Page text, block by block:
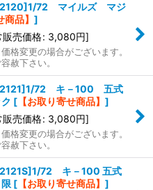
72 マイルズ マジ
商品】 ]
販売価格: 3,080円]
格変更の場合がございます。
赦下さい。
72 キ－100 五式
[ 【お取り寄せ商品】 ]
販売価格: 3,080円]
格変更の場合がございます。
赦下さい。
72 キ－100 五式
[ 【お取り寄せ商品】 ]